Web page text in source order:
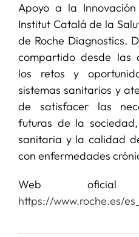
Apoyo a la
Institut Catalá de la
de Roche Diagnostics.
compartido desde las
los retos y
sistemas sanitarios y
de satisfacer las
futuras de la
sanitaria y la calidad
con enfermedades
Web
https://www.roche.es/